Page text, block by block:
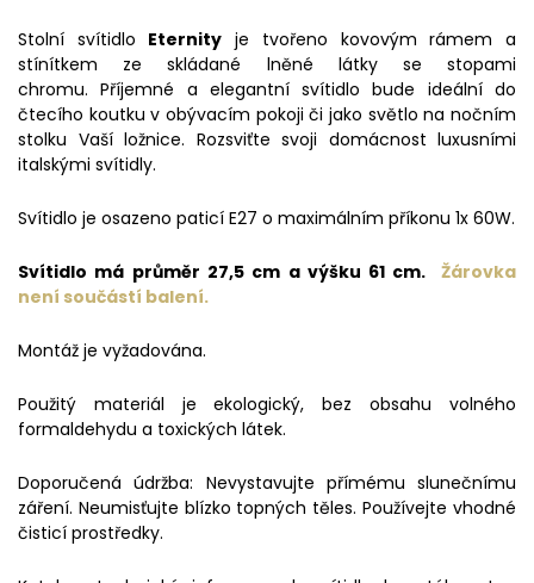
Stolní svítidlo Eternity je tvořeno kovovým rámem a
stínítkem ze skládané lněné látky se stopami
chromu. Příjemné a elegantní svítidlo bude ideální do
čtecího koutku v obývacím pokoji či jako světlo na nočním
stolku Vaší ložnice. Rozsviťte svoji domácnost luxusními
italskými svítidly.
Svítidlo je osazeno paticí E27 o maximálním příkonu 1x 60W.
Svítidlo má průměr 27,5 cm a výšku 61 cm. Žárovka
není součástí balení.
Montáž je vyžadována.
Použitý materiál je ekologický, bez obsahu volného
formaldehydu a toxických látek.
Doporučená údržba: Nevystavujte přímému slunečnímu
záření. Neumisťujte blízko topných těles. Používejte vhodné
čisticí prostředky.